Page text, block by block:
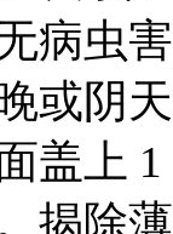
病虫
或阴
盖上
揭除